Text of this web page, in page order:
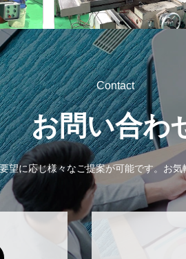
年 式1992
Contact
お問い合わ
望に応じ様々なご提案が可能です。 お気